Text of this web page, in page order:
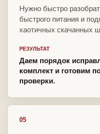
Нужно быстро
быстрого питания и
хаотичных скачанных
РЕЗУЛЬТАТ
Даем порядок
комплект и готовим
проверки.
05